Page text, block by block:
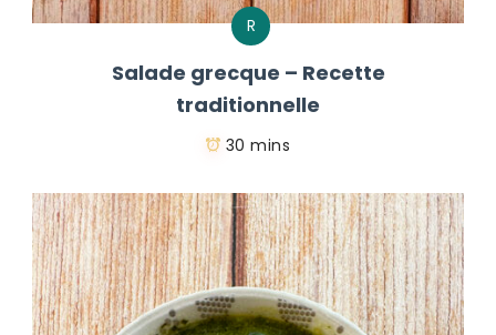
R
Salade grecque – Recette
traditionnelle
30 mins